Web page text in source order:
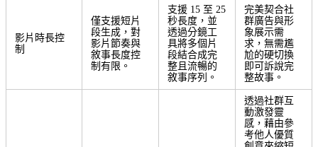
影片時長控
制
僅支援短片
段生成，對
影片節奏與
敘事長度控
制有限。
支援 15 至 25
秒長度，並
透過分鏡工
具將多個片
段結合成完
整且流暢的
敘事序列。
完美契合社
群廣告與形
象展示需
求，無需尷
尬的硬切換
即可訴說完
整故事。
透過社群互
動激發靈
感，藉由參
考他人優質